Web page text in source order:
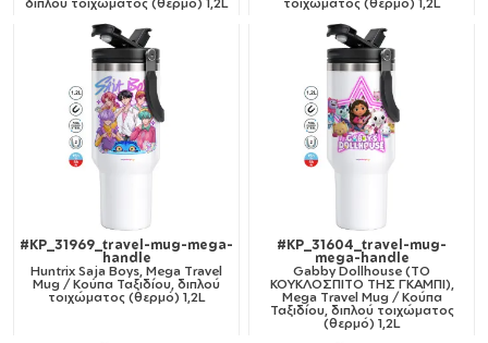
#KP_31969_travel-mug-mega-
handle
Huntrix Saja Boys, Mega Travel
Mug / Κούπα Ταξιδίου, διπλού
τοιχώματος (θερμό) 1,2L
#KP_31604_travel-mug-
mega-handle
Gabby Dollhouse (ΤΟ
ΚΟΥΚΛΟΣΠΙΤΟ ΤΗΣ ΓΚΑΜΠΙ),
Mega Travel Mug / Κούπα
Ταξιδίου, διπλού τοιχώματος
(θερμό) 1,2L